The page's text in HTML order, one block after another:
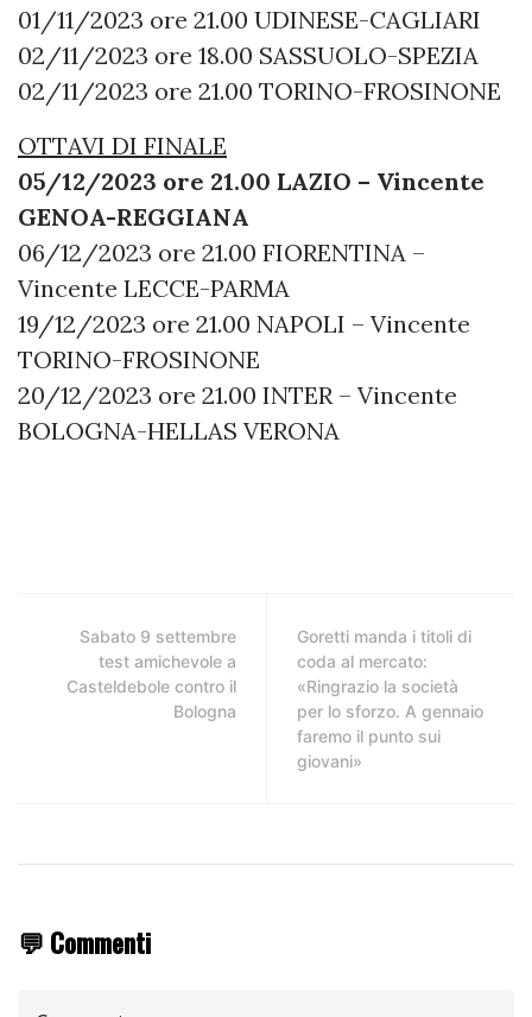
01/11/2023 ore 21.00 UDINESE-CAGLIARI
02/11/2023 ore 18.00 SASSUOLO-SPEZIA
02/11/2023 ore 21.00 TORINO-FROSINONE
OTTAVI DI FINALE
05/12/2023 ore 21.00 LAZIO – Vincente
GENOA-REGGIANA
06/12/2023 ore 21.00 FIORENTINA –
Vincente LECCE-PARMA
19/12/2023 ore 21.00 NAPOLI – Vincente
TORINO-FROSINONE
20/12/2023 ore 21.00 INTER – Vincente
BOLOGNA-HELLAS VERONA
Sabato 9 settembre
test amichevole a
Casteldebole contro il
Bologna
Goretti manda i titoli di
coda al mercato:
«Ringrazio la società
per lo sforzo. A gennaio
faremo il punto sui
giovani»
💬 Commenti